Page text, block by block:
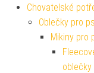
Chovatelské
Oblečky pro
Mikiny pro
oblečky